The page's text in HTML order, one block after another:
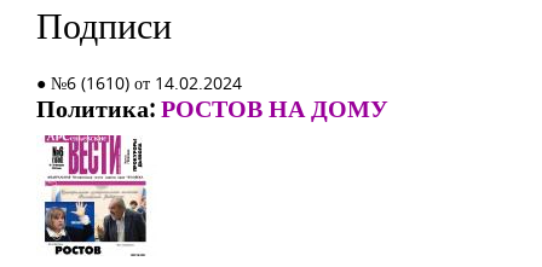
Подписи
● №6 (1610) от 14.02.2024
Политика:РОСТОВ НА ДОМУ